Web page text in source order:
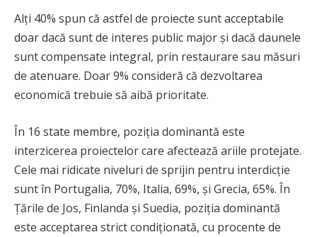
Alți 40% spun că astfel de proiecte sunt acceptabile
doar dacă sunt de interes public major și dacă daunele
sunt compensate integral, prin restaurare sau măsuri
de atenuare. Doar 9% consideră că dezvoltarea
economică trebuie să aibă prioritate.
În 16 state membre, poziția dominantă este
interzicerea proiectelor care afectează ariile protejate.
Cele mai ridicate niveluri de sprijin pentru interdicție
sunt în Portugalia, 70%, Italia, 69%, și Grecia, 65%. În
Țările de Jos, Finlanda și Suedia, poziția dominantă
este acceptarea strict condiționată, cu procente de